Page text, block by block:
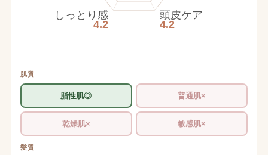
頭皮ケア
4.2
しっとり感
4.2
肌質
脂性肌◎ 普通肌×
乾燥肌× 敏感肌×
髪質